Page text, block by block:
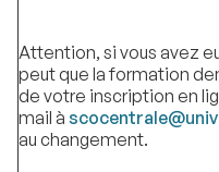
Attention, si vous avez
peut que la formation
de votre inscription en
mail à
au changement.